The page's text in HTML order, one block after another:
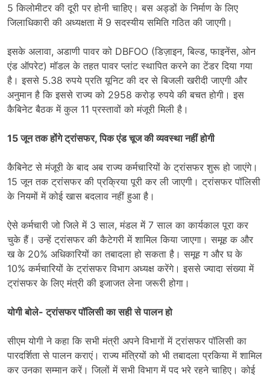
5 किलोमीटर की दूरी पर होनी चाहिए। बस अड्डों के निर्माण के लिए
जिलाधिकारी की अध्यक्षता में 9 सदस्यीय समिति गठित की जाएगी।
इसके अलावा, अडाणी पावर को DBFOO (डिज़ाइन, बिल्ड, फाइनेंस, ओन
एंड ऑपरेट) मॉडल के तहत पावर प्लांट स्थापित करने का टेंडर दिया गया
है। इससे 5.38 रुपये प्रति यूनिट की दर से बिजली खरीदी जाएगी और
अनुमान है कि इससे राज्य को 2958 करोड़ रुपये की बचत होगी। इस
कैबिनेट बैठक में कुल 11 प्रस्तावों को मंजूरी मिली है।
15 जून तक होंगे ट्रांसफर, पिक एंड चूज की व्यवस्था नहीं होगी
कैबिनेट से मंजूरी के बाद अब राज्य कर्मचारियों के ट्रांसफर शुरू हो जाएंगे।
15 जून तक ट्रांसफर की प्रक्रिया पूरी कर ली जाएगी। ट्रांसफर पॉलिसी
के नियमों में कोई खास बदलाव नहीं हुआ है।
ऐसे कर्मचारी जो जिले में 3 साल, मंडल में 7 साल का कार्यकाल पूरा कर
चुके हैं। उन्हें ट्रांसफर की कैटेगरी में शामिल किया जाएगा। समूह क और
ख के 20% अधिकारियों का तबादला हो सकता है। समूह ग और घ के
10% कर्मचारियों के ट्रांसफर विभाग अध्यक्ष करेंगे। इससे ज्यादा संख्या में
ट्रांसफर के लिए मंत्री की इजाजत लेना जरूरी होगा।
योगी बोले- ट्रांसफर पॉलिसी का सही से पालन हो
सीएम योगी ने कहा कि सभी मंत्री अपने विभागों में ट्रांसफर पॉलिसी का
पारदर्शिता से पालन कराएं। राज्य मंत्रियों को भी तबादला प्रकिया में शामिल
कर उनका सम्मान करें। जिलों में सभी विभाग में पद भरे रहने चाहिए। कोई